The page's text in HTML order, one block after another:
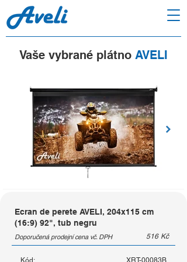
Vaše vybrané plátno AVELI
Ecran de perete AVELI, 204x115 cm
(16:9) 92", tub negru
Doporučená prodejní cena vč. DPH 516 Kč
Kód: XRT-00083B